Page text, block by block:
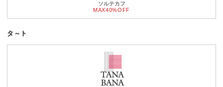
ソルテカフ
MAX40%OFF
タ～ト